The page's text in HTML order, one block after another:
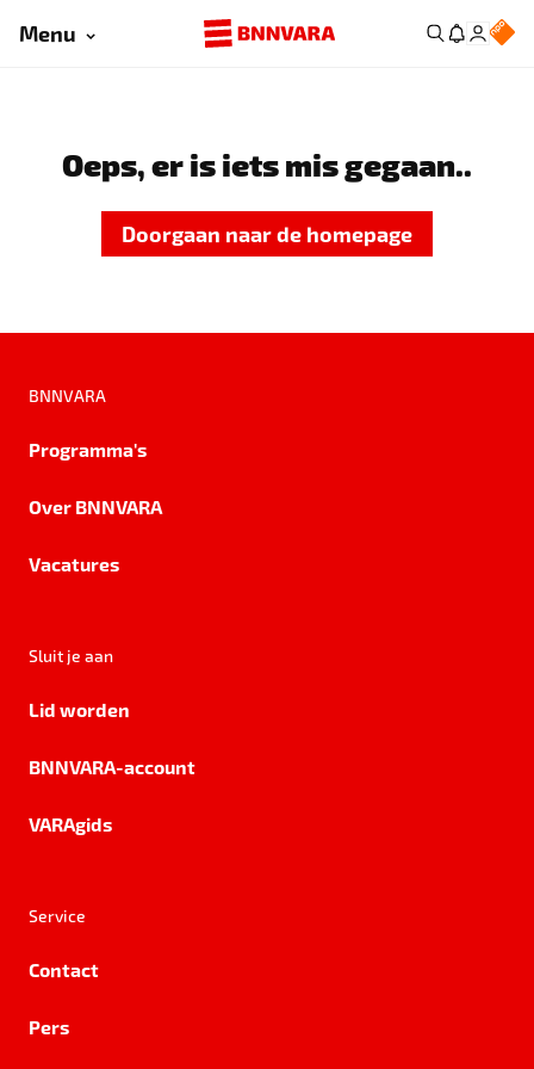
Menu
Oeps, er is iets mis gegaan..
Doorgaan naar de homepage
BNNVARA
Programma's
Over BNNVARA
Vacatures
Sluit je aan
Lid worden
BNNVARA-account
VARAgids
Service
Contact
Pers